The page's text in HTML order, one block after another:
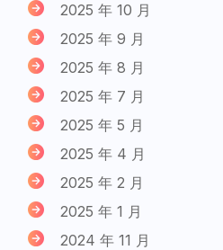
2025 年 10 月
2025 年 9 月
2025 年 8 月
2025 年 7 月
2025 年 5 月
2025 年 4 月
2025 年 2 月
2025 年 1 月
2024 年 11 月